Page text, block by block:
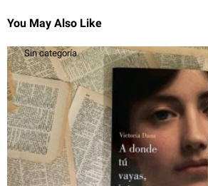
You May Also Like
Sin categoría